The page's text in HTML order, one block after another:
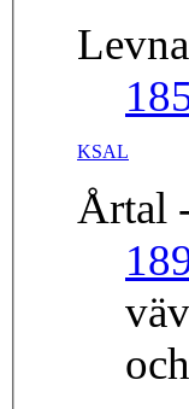
KSAL
Årtal